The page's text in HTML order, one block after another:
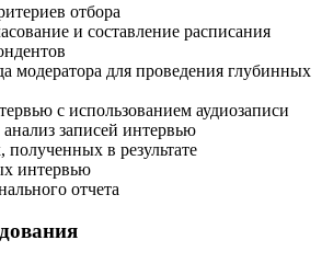
отбора
и составление расписания
модератора для проведения глубинных
с использованием аудиозаписи
записей интервью
в результате
интервью
отчета